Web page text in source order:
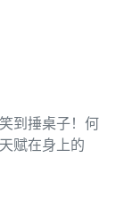
到捶桌子！何
赋在身上的